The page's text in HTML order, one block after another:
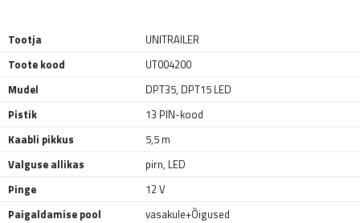
Tootja
UNITRAILER
Toote kood
UT004200
Mudel
DPT35, DPT15 LED
Pistik
13 PIN-kood
Kaabli pikkus
5,5 m
Valguse allikas
pirn, LED
Pinge
12 V
Paigaldamise pool
vasakule+Õigused